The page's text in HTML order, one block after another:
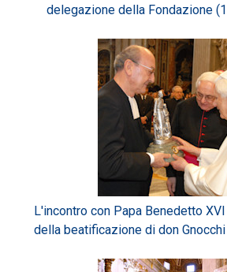
delegazione della Fondazione
L'incontro con Papa Benedetto
della beatificazione di don